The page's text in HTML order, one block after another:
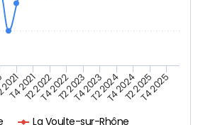
La Voulte-sur-Rhône
T4 2021T2 2022T4 2022T2 2023T4 2023T2 2024T4 2024T2 2025T4 2025